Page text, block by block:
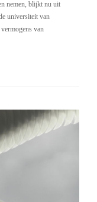
nemen, blijkt nu uit
universiteit van
van